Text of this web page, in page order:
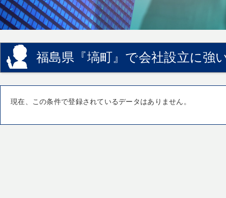
福島県『塙町』で会社設立に強
現在、この条件で登録されているデータはありません。